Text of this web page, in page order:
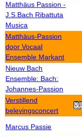
Matthäus Passion -
J.S.Bach Ribattuta
Musica
Matthäus-Passion
door Vocaal
Ensemble Markant
Nieuw Bach
Ensemble: Bach:
Johannes-Passion
Verstillend
belevingsconcert
Marcus Passie